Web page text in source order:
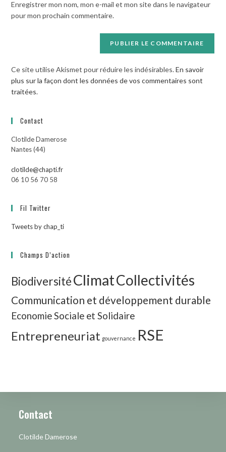
site
(facultatif)
Enregistrer mon nom, mon e-mail et mon site dans le navigateur
pour mon prochain commentaire.
Ce site utilise Akismet pour réduire les indésirables.En savoir
plus sur la façon dont les données de vos commentaires sont
traitées.
Contact
Clotilde Damerose
Nantes (44)
clotilde@chapti.fr
06 10 56 70 58
Fil Twitter
Tweets by chap_ti
Champs D’action
BiodiversitéClimatCollectivités
Communication et développement durable
Economie Sociale et Solidaire
Entrepreneuriat gouvernance RSE
Contact
Clotilde Damerose